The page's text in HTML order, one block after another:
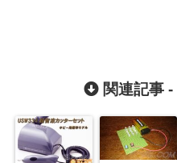
関連記事 -